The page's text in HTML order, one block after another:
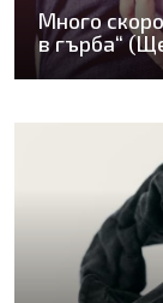
Много
в гърба“